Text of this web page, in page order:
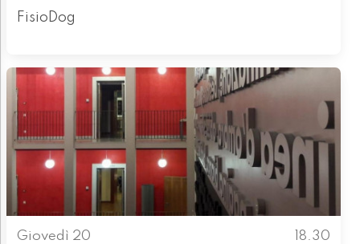
FisioDog
Giovedì 20
18.30